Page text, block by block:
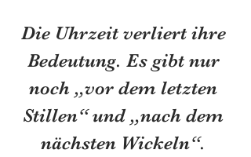
Die Uhrzeit verliert ihre
Bedeutung. Es gibt nur
noch „vor dem letzten
Stillen“ und „nach dem
nächsten Wickeln“.